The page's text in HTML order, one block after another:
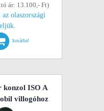
ár: 13.100,- Ft)
olaszországi
kosárba!
konzol ISO A
villogóhoz